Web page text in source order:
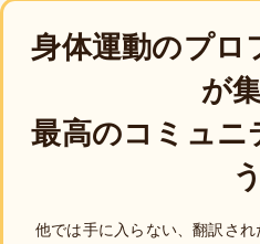
身体運動のプ
が
最高のコミュニ
う
他では手に入らない、翻訳さ